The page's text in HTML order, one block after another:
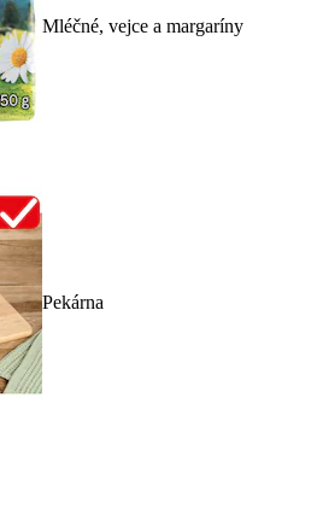
Mléčné, vejce a margaríny
Pekárna